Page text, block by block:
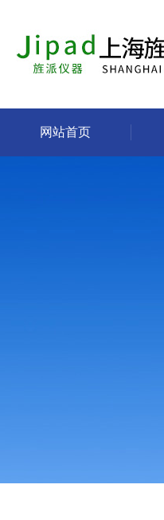
网站首页